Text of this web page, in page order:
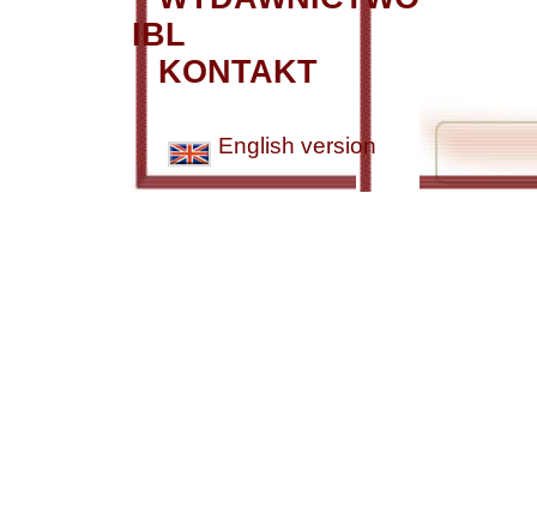
IBL
KONTAKT
English version